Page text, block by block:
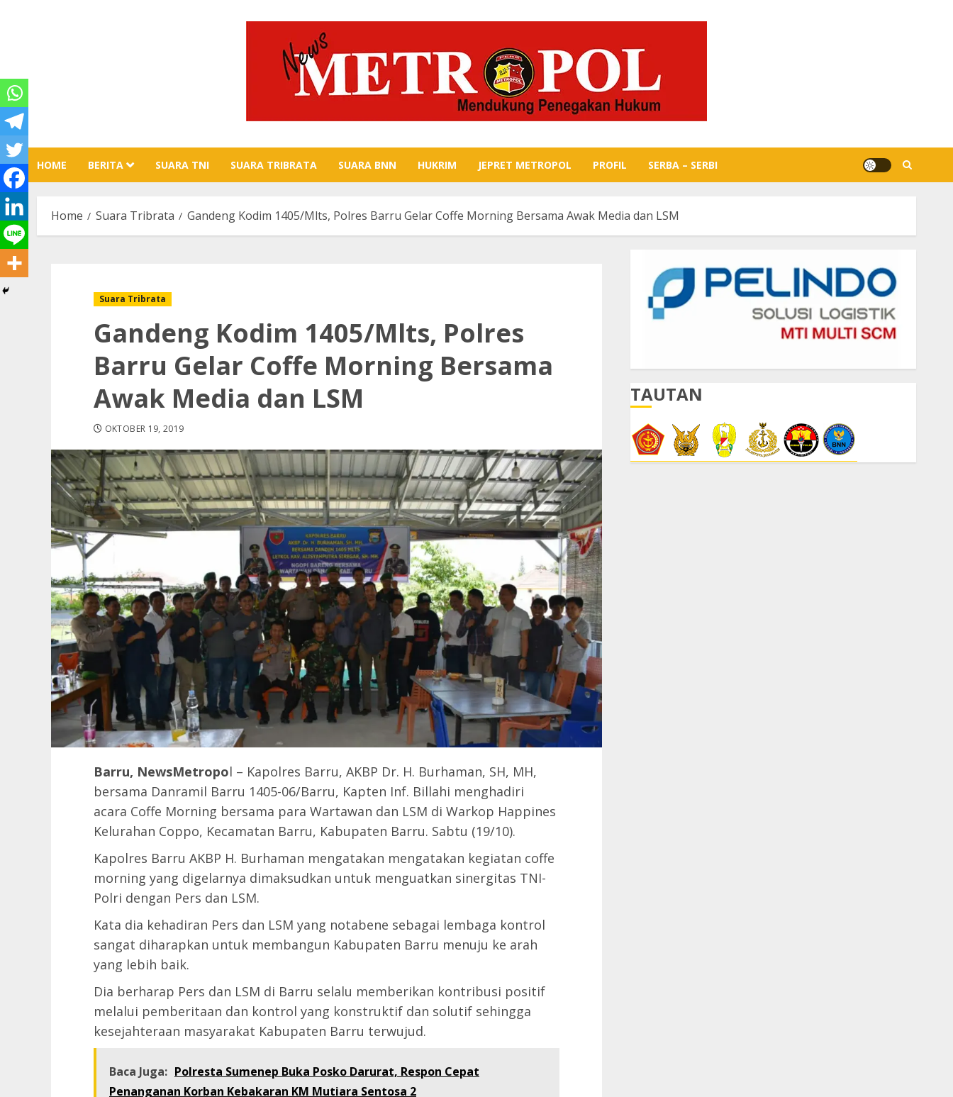
HOME BERITA SUARA TNI SUARA TRIBRATA SUARA BNN HUKRIM JEPRET METROPOL PROFIL SERBA – SERBI
Home Suara Tribrata Gandeng Kodim 1405/Mlts, Polres Barru Gelar Coffe Morning Bersama Awak Media dan LSM
Suara Tribrata
Gandeng Kodim 1405/Mlts, Polres
Barru Gelar Coffe Morning Bersama
Awak Media dan LSM
OKTOBER 19, 2019
Barru, NewsMetropol – Kapolres Barru, AKBP Dr. H. Burhaman, SH, MH,
bersama Danramil Barru 1405-06/Barru, Kapten Inf. Billahi menghadiri
acara Coffe Morning bersama para Wartawan dan LSM di Warkop Happines
Kelurahan Coppo, Kecamatan Barru, Kabupaten Barru. Sabtu (19/10).
Kapolres Barru AKBP H. Burhaman mengatakan mengatakan kegiatan coffe
morning yang digelarnya dimaksudkan untuk menguatkan sinergitas TNI-
Polri dengan Pers dan LSM.
Kata dia kehadiran Pers dan LSM yang notabene sebagai lembaga kontrol
sangat diharapkan untuk membangun Kabupaten Barru menuju ke arah
yang lebih baik.
Dia berharap Pers dan LSM di Barru selalu memberikan kontribusi positif
melalui pemberitaan dan kontrol yang konstruktif dan solutif sehingga
kesejahteraan masyarakat Kabupaten Barru terwujud.
Baca Juga: Polresta Sumenep Buka Posko Darurat, Respon Cepat
Penanganan Korban Kebakaran KM Mutiara Sentosa 2
TAUTAN